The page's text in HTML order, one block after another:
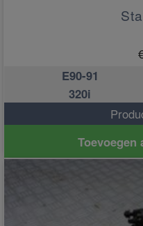
E90-91
320i
Toevoegen